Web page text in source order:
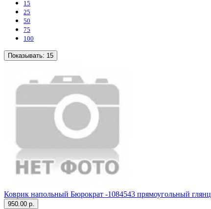
15
25
50
75
100
Показывать: 15
Коврик напольный Бюрократ -1084543 прямоугольный
950.00 р.